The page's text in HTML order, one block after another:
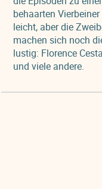
behaarten
leicht, aber die
machen sich noch
lustig: Florence
und viele andere.